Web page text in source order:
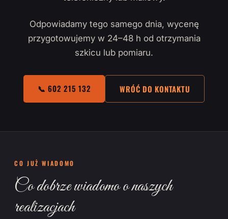
Odpowiadamy tego samego dnia, wycenę
przygotowujemy w 24–48 h od otrzymania
szkicu lub pomiaru.
📞 602 215 132 WRÓĆ DO KONTAKTU
CO JUŻ WIADOMO
Co dobrze wiadomo o naszych
realizacjach